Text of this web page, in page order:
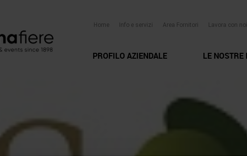
Home Info e servizi Area Fornitori Lavora con noi
PROFILO AZIENDALE LE NOSTRE